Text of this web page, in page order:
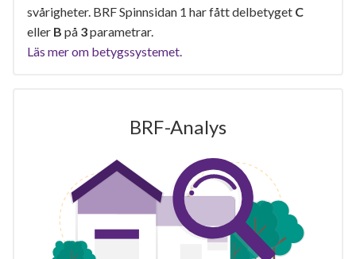
svårigheter. BRF Spinnsidan 1 har fått delbetyget C
eller B på 3parametrar.
Läs mer om betygssystemet.
BRF-Analys